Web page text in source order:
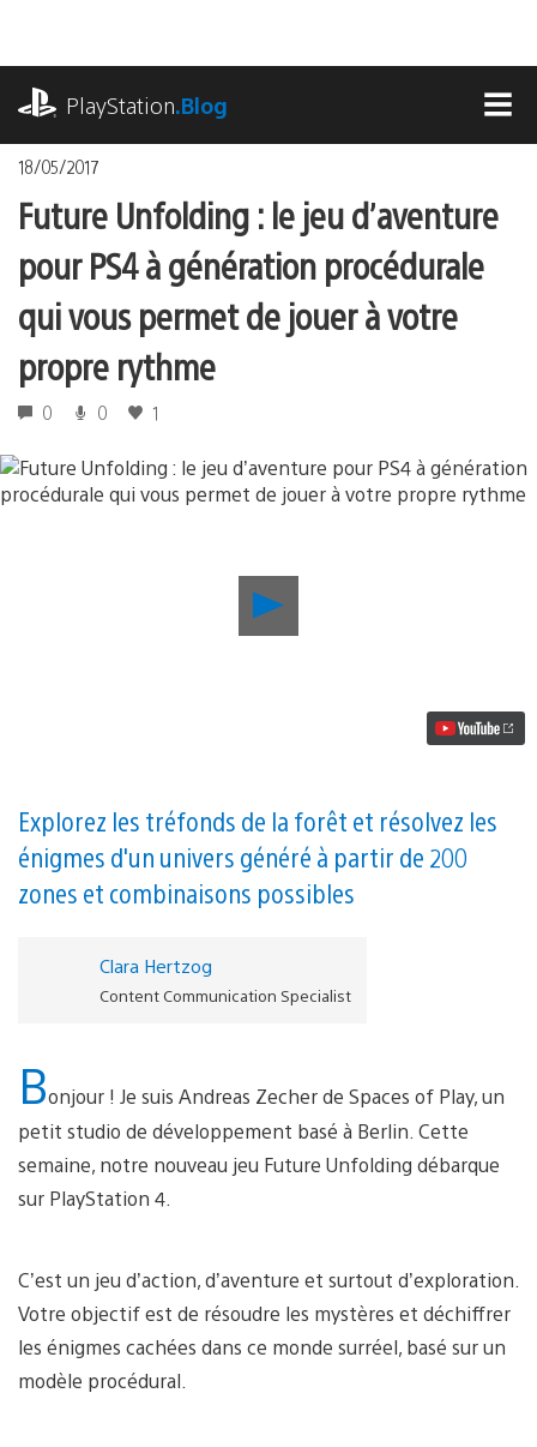
contenu
PlayStation.Blog
18/05/2017
Future Unfolding : le jeu d’aventure
pour PS4 à génération procédurale
qui vous permet de jouer à votre
propre rythme
0 0 1
vidéo
PS4
à
génération
procédurale
qui
jouer
à
Explorez les tréfonds de la forêt et résolvez les
énigmes d'un univers généré à partir de 200
zones et combinaisons possibles
Clara Hertzog
Content Communication Specialist
Bonjour ! Je suis Andreas Zecher de Spaces of Play, un
petit studio de développement basé à Berlin. Cette
semaine, notre nouveau jeu Future Unfolding débarque
sur PlayStation 4.
C’est un jeu d’action, d’aventure et surtout d’exploration.
Votre objectif est de résoudre les mystères et déchiffrer
les énigmes cachées dans ce monde surréel, basé sur un
modèle procédural.